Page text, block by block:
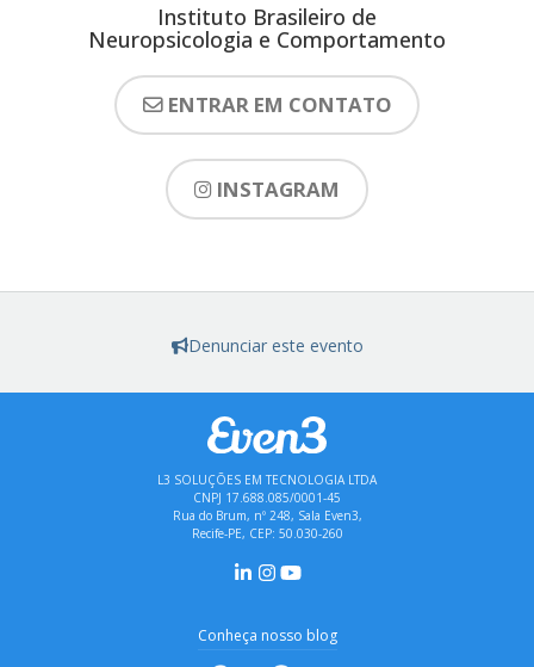
Instituto Brasileiro de
Neuropsicologia e Comportamento
ENTRAR EM CONTATO
INSTAGRAM
Denunciar este evento
L3 SOLUÇÕES EM TECNOLOGIA LTDA
CNPJ 17.688.085/0001-45
Rua do Brum, nº 248, Sala Even3,
Recife-PE, CEP: 50.030-260
Conheça nosso blog